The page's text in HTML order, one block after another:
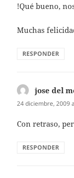
!Qué bueno,
Muchas
RESPONDER
jose del
24 diciembre, 2009
Con retraso,
RESPONDER